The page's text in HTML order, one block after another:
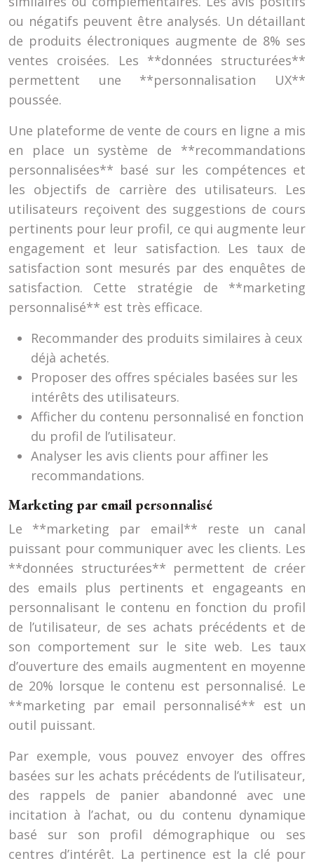
ou négatifs peuvent être analysés. Un détaillant
de produits électroniques augmente de 8% ses
ventes croisées. Les **données structurées**
permettent une **personnalisation UX**
poussée.
Une plateforme de vente de cours en ligne a mis
en place un système de **recommandations
personnalisées** basé sur les compétences et
les objectifs de carrière des utilisateurs. Les
utilisateurs reçoivent des suggestions de cours
pertinents pour leur profil, ce qui augmente leur
engagement et leur satisfaction. Les taux de
satisfaction sont mesurés par des enquêtes de
satisfaction. Cette stratégie de **marketing
personnalisé** est très efficace.
Recommander des produits similaires à ceux
déjà achetés.
Proposer des offres spéciales basées sur les
intérêts des utilisateurs.
Afficher du contenu personnalisé en fonction
du profil de l’utilisateur.
Analyser les avis clients pour affiner les
recommandations.
Marketing par email personnalisé
Le **marketing par email** reste un canal
puissant pour communiquer avec les clients. Les
**données structurées** permettent de créer
des emails plus pertinents et engageants en
personnalisant le contenu en fonction du profil
de l’utilisateur, de ses achats précédents et de
son comportement sur le site web. Les taux
d’ouverture des emails augmentent en moyenne
de 20% lorsque le contenu est personnalisé. Le
**marketing par email personnalisé** est un
outil puissant.
Par exemple, vous pouvez envoyer des offres
basées sur les achats précédents de l’utilisateur,
des rappels de panier abandonné avec une
incitation à l’achat, ou du contenu dynamique
basé sur son profil démographique ou ses
centres d’intérêt. La pertinence est la clé pour